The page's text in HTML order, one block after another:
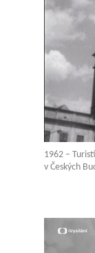
1962 –
v Českých